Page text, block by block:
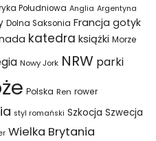
Południowa Anglia Argentyna
Dolna Saksonia Francja gotyk
katedra książki Morze
Nowy Jork NRW parki
Polska Ren rower
styl romański Szkocja Szwecja
Wielka Brytania